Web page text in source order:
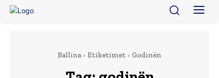
Ballina Etiketimet Godinën